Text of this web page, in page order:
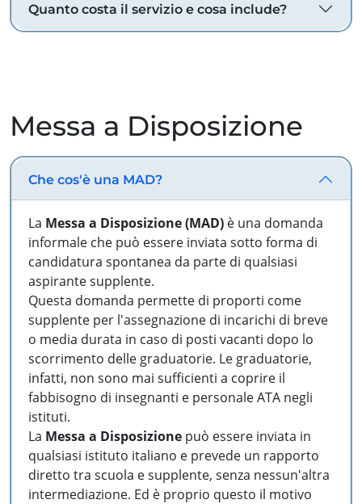
Quanto costa il servizio e cosa include?
Messa a Disposizione
Che cos'è una MAD?
La Messa a Disposizione (MAD) è una domanda
informale che può essere inviata sotto forma di
candidatura spontanea da parte di qualsiasi
aspirante supplente.
Questa domanda permette di proporti come
supplente per l'assegnazione di incarichi di breve
o media durata in caso di posti vacanti dopo lo
scorrimento delle graduatorie. Le graduatorie,
infatti, non sono mai sufficienti a coprire il
fabbisogno di insegnanti e personale ATA negli
istituti.
La Messa a Disposizione può essere inviata in
qualsiasi istituto italiano e prevede un rapporto
diretto tra scuola e supplente, senza nessun'altra
intermediazione. Ed è proprio questo il motivo